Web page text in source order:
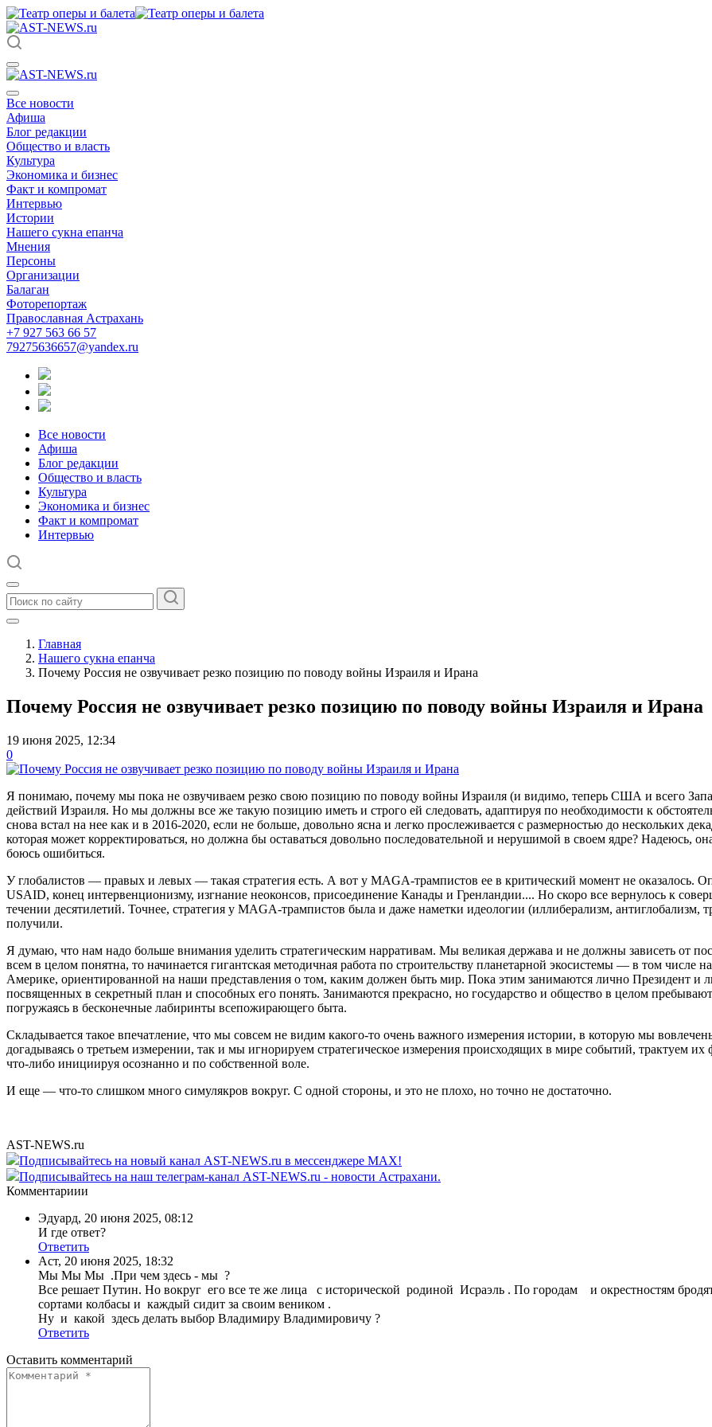
Все новости
Афиша
Блог редакции
Общество и власть
Культура
Экономика и бизнес
Факт и компромат
Интервью
Истории
Нашего сукна епанча
Мнения
Персоны
Организации
Балаган
Фоторепортаж
Православная Астрахань
+7 927 563 66 57
79275636657@yandex.ru
Все новости
Афиша
Блог редакции
Общество и власть
Культура
Экономика и бизнес
Факт и компромат
Интервью
Главная
Нашего сукна епанча
Почему Россия не озвучивает резко позицию по поводу войны Израиля и Ирана
Почему Россия не озвучивает резко позицию по поводу войны Израиля и Ирана
19 июня 2025, 12:34
0
Я понимаю, почему мы пока не озвучиваем резко свою позицию по поводу войны Израиля (и видимо, теперь США и всего
действий Израиля. Но мы должны все же такую позицию иметь и строго ей следовать, адаптируя по необходимости к
снова встал на нее как и в 2016-2020, если не больше, довольно ясна и легко прослеживается с размерностью до нескольких
которая может корректироваться, но должна бы оставаться довольно последовательной и нерушимой в своем ядре? Надеюсь,
боюсь ошибиться.
У глобалистов — правых и левых — такая стратегия есть. А вот у MAGA-трампистов ее в критический момент не оказалось.
USAID, конец интервенционизму, изгнание неоконсов, присоединение Канады и Гренландии.... Но скоро все вернулось к
течении десятилетий. Точнее, стратегия у MAGA-трампистов была и даже наметки идеологии (иллиберализм,
получили.
Я думаю, что нам надо больше внимания уделить стратегическим нарративам. Мы великая держава и не должны зависеть от
всем в целом понятна, то начинается гигантская методичная работа по строительству планетарной экосистемы — в том
Америке, ориентированной на наши представления о том, каким должен быть мир. Пока этим занимаются лично Президент
посвященных в секретный план и способных его понять. Занимаются прекрасно, но государство и общество в целом
погружаясь в бесконечные лабиринты всепожирающего быта.
Складывается такое впечатление, что мы совсем не видим какого-то очень важного измерения истории, в которую мы
догадываясь о третьем измерении, так и мы игнорируем стратегическое измерения происходящих в мире событий, трактуем
что-либо инициируя осознанно и по собственной воле.
И еще — что-то слишком много симулякров вокруг. С одной стороны, и это не плохо, но точно не достаточно.
AST-NEWS.ru
Подписывайтесь на новый канал AST-NEWS.ru в мессенджере MAX!
Подписывайтесь на наш телеграм-канал AST-NEWS.ru - новости Астрахани.
Комментариии
Эдуард, 20 июня 2025, 08:12
И где ответ?
Ответить
Аст, 20 июня 2025, 18:32
Мы Мы Мы .При чем здесь - мы ?
Все решает Путин. Но вокруг его все те же лица с исторической родиной Исраэль . По городам и окрестностям
сортами колбасы и каждый сидит за своим веником .
Ну и какой здесь делать выбор Владимиру Владимировичу ?
Ответить
Оставить комментарий